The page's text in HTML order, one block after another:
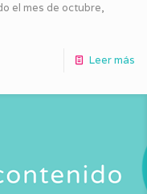
el mes de octubre,
Leer más